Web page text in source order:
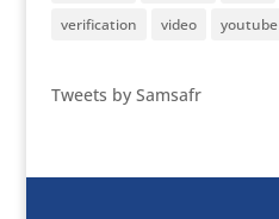
verification
video youtube
Tweets by Samsafr